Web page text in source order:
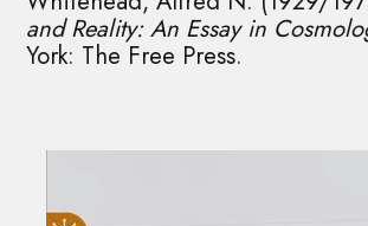
and Reality: An Essay in
York: The Free Press.